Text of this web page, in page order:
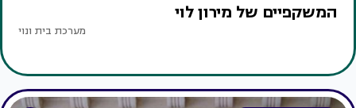
המשקפיים של מירון לוי
מערכת בית ונוי